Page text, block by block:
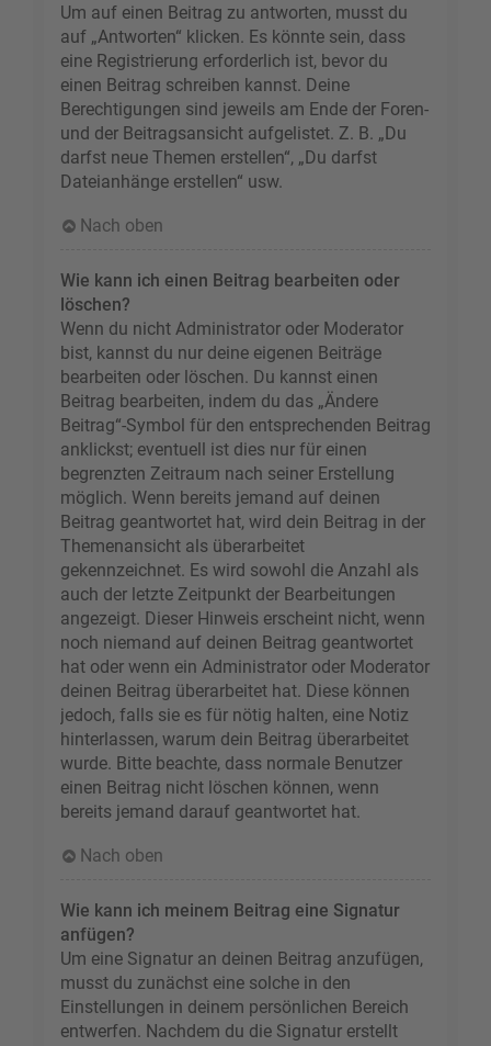
Um auf einen Beitrag zu antworten, musst du
auf „Antworten“ klicken. Es könnte sein, dass
eine Registrierung erforderlich ist, bevor du
einen Beitrag schreiben kannst. Deine
Berechtigungen sind jeweils am Ende der Foren-
und der Beitragsansicht aufgelistet. Z. B. „Du
darfst neue Themen erstellen“, „Du darfst
Dateianhänge erstellen“ usw.
Nach oben
Wie kann ich einen Beitrag bearbeiten oder
löschen?
Wenn du nicht Administrator oder Moderator
bist, kannst du nur deine eigenen Beiträge
bearbeiten oder löschen. Du kannst einen
Beitrag bearbeiten, indem du das „Ändere
Beitrag“-Symbol für den entsprechenden Beitrag
anklickst; eventuell ist dies nur für einen
begrenzten Zeitraum nach seiner Erstellung
möglich. Wenn bereits jemand auf deinen
Beitrag geantwortet hat, wird dein Beitrag in der
Themenansicht als überarbeitet
gekennzeichnet. Es wird sowohl die Anzahl als
auch der letzte Zeitpunkt der Bearbeitungen
angezeigt. Dieser Hinweis erscheint nicht, wenn
noch niemand auf deinen Beitrag geantwortet
hat oder wenn ein Administrator oder Moderator
deinen Beitrag überarbeitet hat. Diese können
jedoch, falls sie es für nötig halten, eine Notiz
hinterlassen, warum dein Beitrag überarbeitet
wurde. Bitte beachte, dass normale Benutzer
einen Beitrag nicht löschen können, wenn
bereits jemand darauf geantwortet hat.
Nach oben
Wie kann ich meinem Beitrag eine Signatur
anfügen?
Um eine Signatur an deinen Beitrag anzufügen,
musst du zunächst eine solche in den
Einstellungen in deinem persönlichen Bereich
entwerfen. Nachdem du die Signatur erstellt